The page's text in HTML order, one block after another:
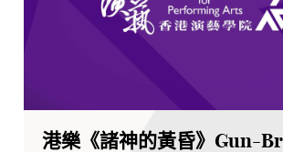
港樂《諸神的黃昏》Gun-